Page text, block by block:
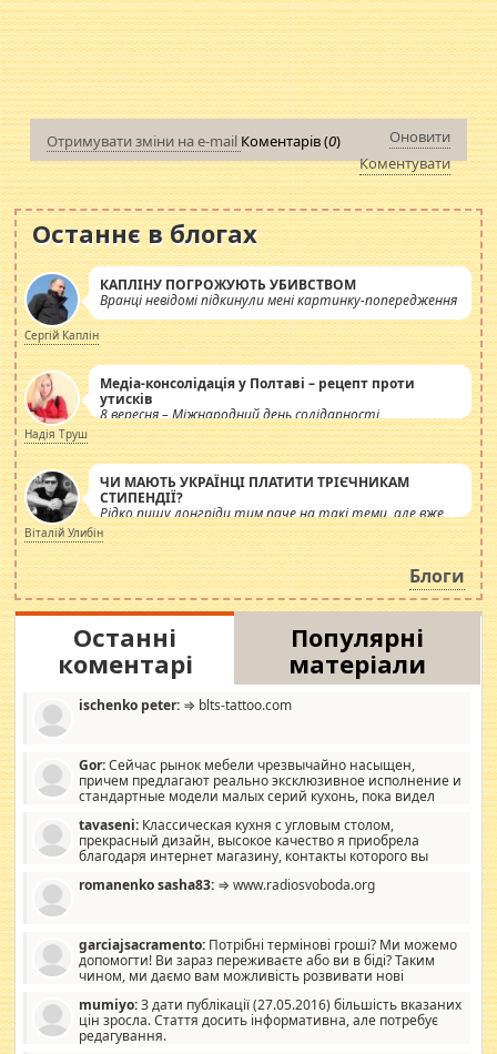
Отримувати зміни на e-mail Коментарів (0)
Оновити
Коментувати
Останнє в блогах
КАПЛІНУ ПОГРОЖУЮТЬ УБИВСТВОМ
Вранці невідомі підкинули мені картинку-попередження
Сергій Каплін
Медіа-консолідація у Полтаві – рецепт проти
утисків
8 вересня – Міжнародний день солідарності
журналістів.
Надія Труш
ЧИ МАЮТЬ УКРАЇНЦІ ПЛАТИТИ ТРІЄЧНИКАМ
СТИПЕНДІЇ?
Рідко пишу лонгріди тим паче на такі теми, але вже
просто дістало! Обурюють сьогоднішні інсенуації
навколо стипендіального питання. Штучно
роздувається ще одна соціальна катастрофа.
Віталій Улибін
Блоги
Останні
коментарі
Популярні
матеріали
ischenko peter: ⇒ blts-tattoo.com
Gor:Сейчас рынок мебели чрезвычайно насыщен,
причем предлагают реально эксклюзивное исполнение и
стандартные модели малых серий кухонь, пока видел
стандартные формы, в MebelOk, креативненько и что главное -
со вкусом все в порядке, без ненужных наворотов удорожающих
мебель, а это не последний фактор.
tavaseni: Классическая кухня с угловым столом,
прекрасный дизайн, высокое качество я приобрела
благодаря интернет магазину, контакты которого вы
romanenko sasha83: ⇒ www.radiosvoboda.org
garciajsacramento: Потрібні термінові гроші? Ми можемо
допомогти! Ви зараз переживаєте або ви в біді? Таким
чином, ми даємо вам можливість розвивати нові
допомагати людям, які намагаються дати їм шанс. Кожен
заслуговує на другий шанс, і, оскільки влада не зможе, вони
повинні приймати від інших. Для нас нема багато суми, і зрілість
mumiyo:З дати публікації (27.05.2016) більшість вказаних
цін зросла. Стаття досить інформативна, але потребує
редагування.